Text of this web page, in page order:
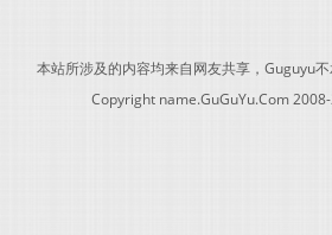
本站所涉及的内容均来自网友共享，Guguyu
Copyright name.GuGuYu.Com